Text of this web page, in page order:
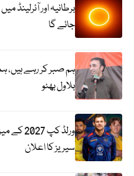
جائے گا
ہم صبر کر رہے ہیں،
بلاول بھٹو
ورلڈ کپ
سیریز کا اعلان